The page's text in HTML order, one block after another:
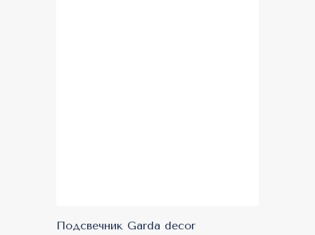
Подсвечник Garda decor